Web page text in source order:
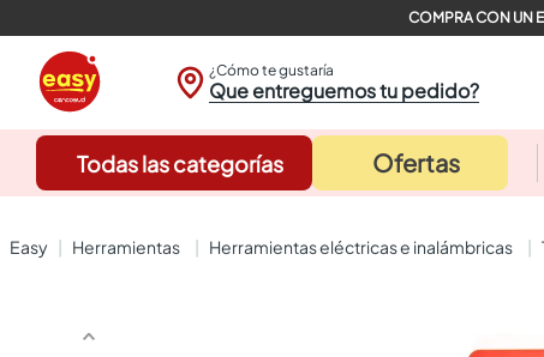
¿Cómo te gustaría
Que entreguemos tu pedido?
Todas las categorías Ofertas
herramientas herramientas eléctricas e inalámbricas